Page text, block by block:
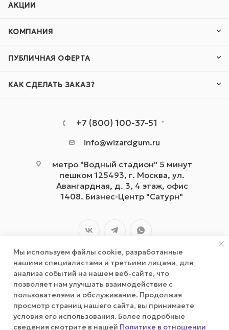
АКЦИИ
КОМПАНИЯ
ПУБЛИЧНАЯ ОФЕРТА
КАК СДЕЛАТЬ ЗАКАЗ?
+7 (800) 100-37-51
info@wizardgum.ru
метро "Водный стадион" 5 минут
пешком 125493, г. Москва, ул.
Авангардная, д. 3, 4 этаж, офис
1408. Бизнес-Центр "Сатурн"
2026 © wizardgum.ru, 2021
Мы используем файлы cookie, разработанные
нашими специалистами и третьими лицами, для
анализа событий на нашем веб-сайте, что
позволяет нам улучшать взаимодействие с
пользователями и обслуживание. Продолжая
просмотр страниц нашего сайта, вы принимаете
условия его использования. Более подробные
сведения смотрите в нашей Политике в отношении